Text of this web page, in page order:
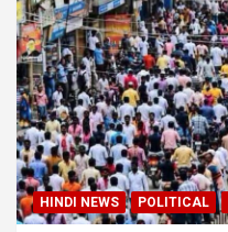
HINDI NEWS POLITICAL